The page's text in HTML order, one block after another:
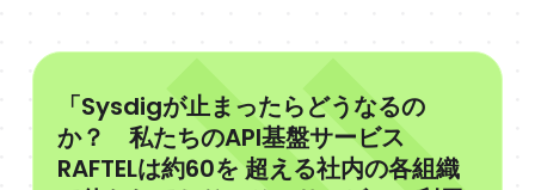
「Sysdigが止まったらどうなるの
か？ 私たちのAPI基盤サービス
RAFTELは約60を 超える社内の各組織